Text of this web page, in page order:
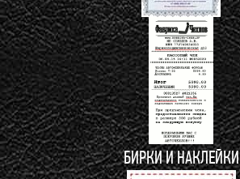
БИРКИ И НАКЛЕЙКИ